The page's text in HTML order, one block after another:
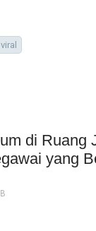
di Ruang
yang